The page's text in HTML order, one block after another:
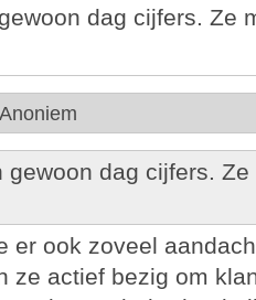
dag cijfers. Ze
Anoniem
gewoon dag cijfers.
er ook zoveel
ze actief bezig om